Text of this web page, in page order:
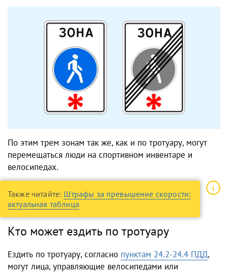
По этим трем зонам так же, как и по тротуару, могут
перемещаться люди на спортивном инвентаре и
велосипедах.
Также читайте: Штрафы за превышение скорости:
актуальная таблица
Кто может ездить по тротуару
Ездить по тротуару, согласно пунктам 24.2-24.4 ПДД,
могут лица, управляющие велосипедами или